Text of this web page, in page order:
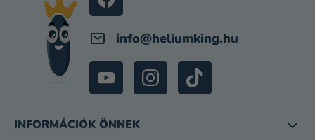
info@heliumking.hu
INFORMÁCIÓK ÖNNEK